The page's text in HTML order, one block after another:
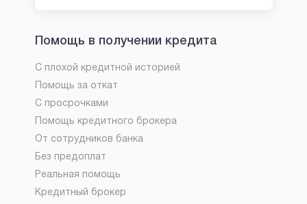
Помощь в получении кредита
С плохой кредитной историей
Помощь за откат
С просрочками
Помощь кредитного брокера
От сотрудников банка
Без предоплат
Реальная помощь
Кредитный брокер